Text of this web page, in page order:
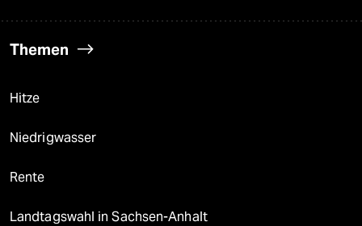
Themen
Hitze
Niedrigwasser
Rente
Landtagswahl in Sachsen-Anhalt